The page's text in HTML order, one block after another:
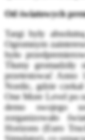
Od światowych
Targi były
Ogromnym
było
Tłumy
przetestować Anno
Nordic, gdzie
One More Level po
demo swojego
zorganizowało
Horizons (Euro